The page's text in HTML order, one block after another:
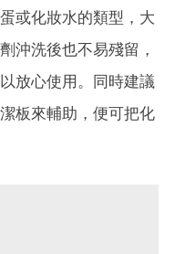
或化妝水的類型，大
沖洗後也不易殘留，
放心使用。同時建議
板來輔助，便可把化